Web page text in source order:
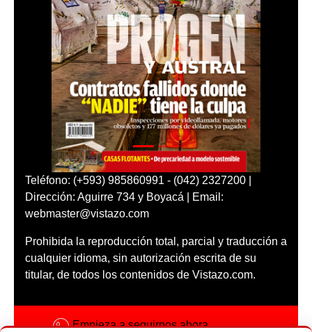
Teléfono: (+593) 985860991 - (042) 2327200 |
Dirección: Aguirre 734 y Boyacá | Email:
webmaster@vistazo.com
Prohibida la reproducción total, parcial y traducción a
cualquier idioma, sin autorización escrita de su
titular, de todos los contenidos de Vistazo.com.
Empieza a seguirnos ahora